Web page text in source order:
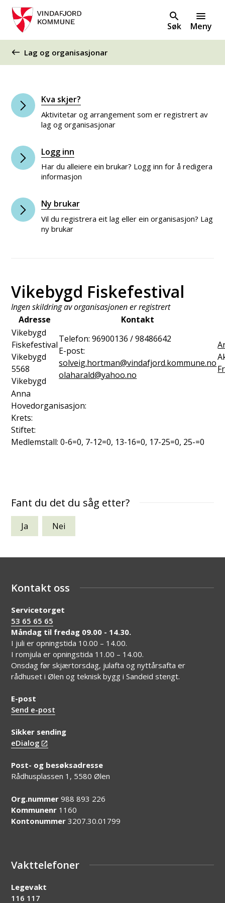
Søk Meny
Du er her:
Lag og organisasjonar
Kva skjer?
Aktivitetar og arrangement som er registrert av
lag og organisasjonar
Logg inn
Har du alleiere ein brukar? Logg inn for å redigera
informasjon
Ny brukar
Vil du registrera eit lag eller ein organisasjon? Lag
ny brukar
Vikebygd Fiskefestival
Ingen skildring av organisasjonen er registrert
Adresse
Kontakt
Vikebygd
Fiskefestival
Vikebygd
5568
Vikebygd
Telefon:96900136 / 98486642
E-post:
solveig.hortman@vindafjord.kommune.no
olaharald@yahoo.no
Anna
Hovedorganisasjon:
Krets:
Stiftet:
Medlemstall: 0-6=0, 7-12=0, 13-16=0, 17-25=0, 25-=0
Fant du det du såg etter?
Ja Nei
Kontakt oss
Servicetorget
53 65 65 65
Måndag til fredag 09.00 - 14.30.
I juli er opningstida 10.00 – 14.00.
I romjula er opningstida 11.00 – 14.00.
Onsdag før skjærtorsdag, julafta og nyttårsafta er
rådhuset i Ølen og teknisk bygg i Sandeid stengt.
E-post
Send e-post
Sikker sending
eDialog
Post- og besøksadresse
Rådhusplassen 1, 5580 Ølen
Org.nummer988 893 226
Kommunenr 1160
Kontonummer3207.30.01799
Vakttelefoner
Legevakt
116 117